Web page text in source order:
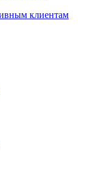
клиентам